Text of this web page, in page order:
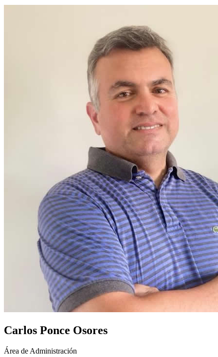
Carlos Ponce Osores
Área de Administración